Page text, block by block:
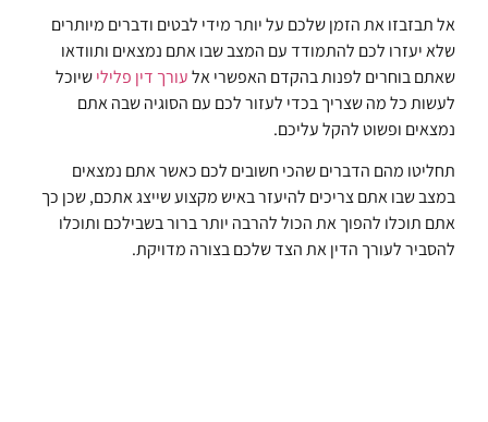
אל תבזבזו את הזמן שלכם על יותר מידי לבטים ודברים מיותרים
שלא יעזרו לכם להתמודד עם המצב שבו אתם נמצאים ותוודאו
שאתם בוחרים לפנות בהקדם האפשרי אלעורך דין פלילישיוכל
לעשות כל מה שצריך בכדי לעזור לכם עם הסוגיה שבה אתם
נמצאים ופשוט להקל עליכם.
תחליטו מהם הדברים שהכי חשובים לכם כאשר אתם נמצאים
במצב שבו אתם צריכים להיעזר באיש מקצוע שייצג אתכם, שכן כך
אתם תוכלו להפוך את הכול להרבה יותר ברור בשבילכם ותוכלו
להסביר לעורך הדין את הצד שלכם בצורה מדויקת.